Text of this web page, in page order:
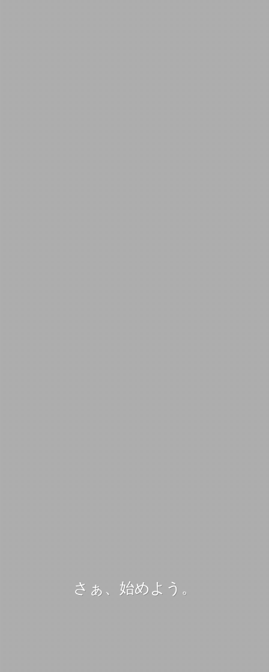
さぁ、始めよう。